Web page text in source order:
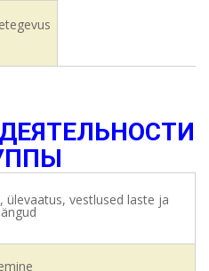
ülevaatus, vestlused laste ja